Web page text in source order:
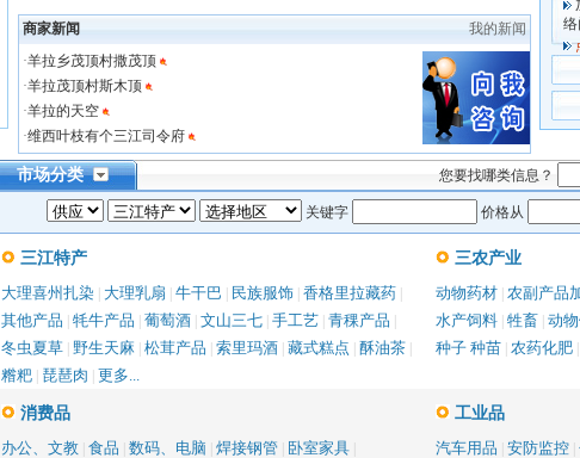
商家新闻
我的新闻
·羊拉乡茂顶村撒茂顶
·羊拉茂顶村斯木顶
·羊拉的天空
·维西叶枝有个三江司令府
市场分类 您要找哪类信息？
关键字 价格从
三江特产
大理喜州扎染
大理乳扇 牛干巴 民族服饰 香格里拉藏药
其他产品 牦牛产品 葡萄酒 文山三七 手工艺 青稞产品
冬虫夏草 野生天麻 松茸产品 索里玛酒 藏式糕点 酥油茶
糌粑 琵琶肉 更多...
三农产业
动物药材 农副产品
水产饲料 牲畜 动
种子 种苗 农药化肥
消费品
办公、文教 食品 数码、电脑 焊接钢管 卧室家具
工业品
汽车用品 安防监控